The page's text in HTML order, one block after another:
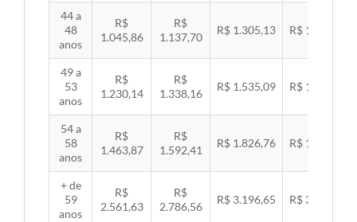
44 a
48
anos
R$
1.045,86
R$
1.137,70
R$ 1.305,13 R$ 1.344,92
49 a
53
anos
R$
1.230,14
R$
1.338,16
R$ 1.535,09 R$ 1.581,89
54 a
58
anos
R$
1.463,87
R$
1.592,41
R$ 1.826,76 R$ 1.882,45
+ de
59
anos
R$
2.561,63
R$
2.786,56
R$ 3.196,65 R$ 3.294,10